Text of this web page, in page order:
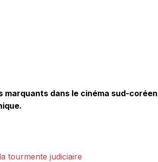
marquants dans le cinéma sud-
tourmente judiciaire